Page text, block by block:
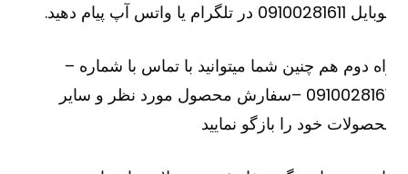
در تلگرام یا واتس آپ پیام دهید.
دوم هم چنین شما میتوانید با تماس با شماره –
09100281611 –سفارش محصول مورد نظر و سایر
خود را بازگو نمایید